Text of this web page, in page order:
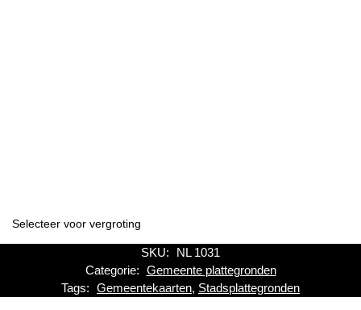
Selecteer voor vergroting
SKU:
NL 1031
Categorie: Gemeente plattegronden
Tags: Gemeentekaarten, Stadsplattegronden